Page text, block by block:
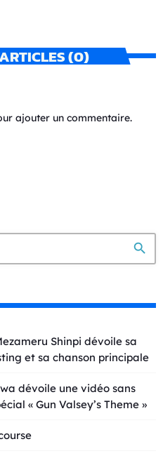
(0)
ajouter un commentaire.
search
Shinpi dévoile sa
et sa chanson principale
dévoile une vidéo sans
« Gun Valsey’s Theme »